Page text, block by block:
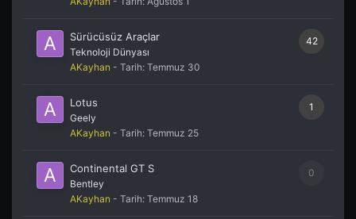
42
Sürücüsüz Araçlar
Teknoloji Dünyası
AKayhan - Tarih: Temmuz 30
1
Lotus
Geely
AKayhan - Tarih: Temmuz 25
0
Continental GT S
Bentley
AKayhan - Tarih: Temmuz 18